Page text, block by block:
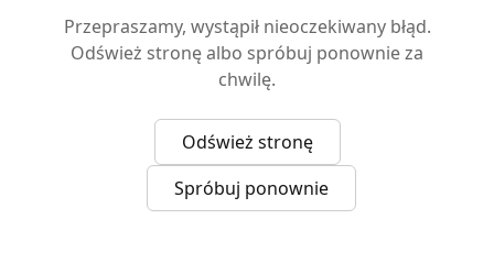
Przepraszamy, wystąpił nieoczekiwany błąd.
Odśwież stronę albo spróbuj ponownie za
chwilę.
Odśwież stronę
Spróbuj ponownie